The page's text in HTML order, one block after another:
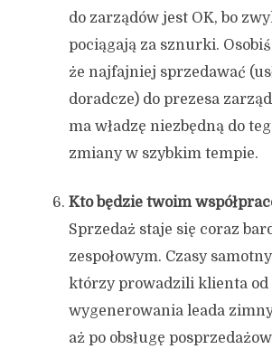
do zarządów jest OK, bo
pociągają za sznurki.
że najfajniej sprzedawać
doradcze) do prezesa
ma władzę niezbędną do
zmiany w szybkim tempie.
Kto będzie twoim
Sprzedaż staje się coraz
zespołowym. Czasy
którzy prowadzili klienta od
wygenerowania leada
aż po obsługę